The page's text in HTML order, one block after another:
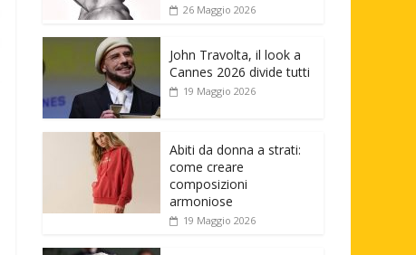
26 Maggio 2026
John Travolta, il look a
Cannes 2026 divide tutti
19 Maggio 2026
Abiti da donna a strati:
come creare
composizioni
armoniose
19 Maggio 2026